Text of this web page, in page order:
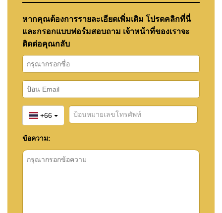
หากคุณต้องการรายละเอียดเพิ่มเติม โปรดคลิกที่นี่
และกรอกแบบฟอร์มสอบถาม เจ้าหน้าที่ของเราจะ
ติดต่อคุณกลับ
+66
ข้อความ: